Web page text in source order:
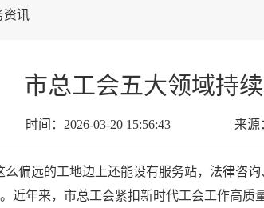
资讯
市总工会五大领域持
时间： 2026-03-20 15:56:43 来源
么偏远的工地边上还能设有服务站，法律咨
近年来，市总工会紧扣新时代工会工作高